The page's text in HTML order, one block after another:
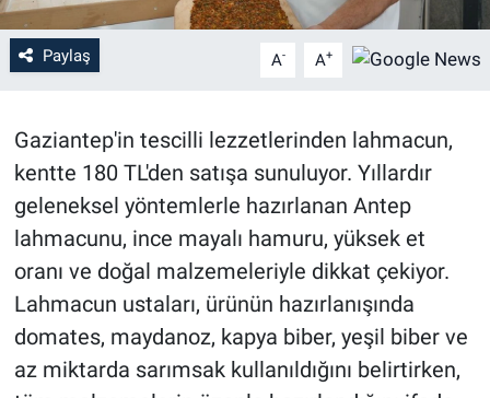
Paylaş A- A+
Gaziantep'in tescilli lezzetlerinden lahmacun,
kentte 180 TL'den satışa sunuluyor. Yıllardır
geleneksel yöntemlerle hazırlanan Antep
lahmacunu, ince mayalı hamuru, yüksek et
oranı ve doğal malzemeleriyle dikkat çekiyor.
Lahmacun ustaları, ürünün hazırlanışında
domates, maydanoz, kapya biber, yeşil biber ve
az miktarda sarımsak kullanıldığını belirtirken,